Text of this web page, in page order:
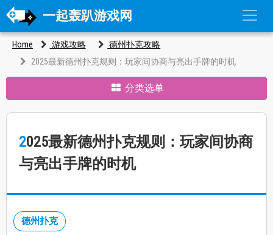
一起轰趴游戏网
Home 游戏攻略
德州扑克攻略
2025最新德州扑克规则：玩家间协商与亮出手牌的时机
分类选单
2025最新德州扑克规则：玩家间协商
与亮出手牌的时机
德州扑克